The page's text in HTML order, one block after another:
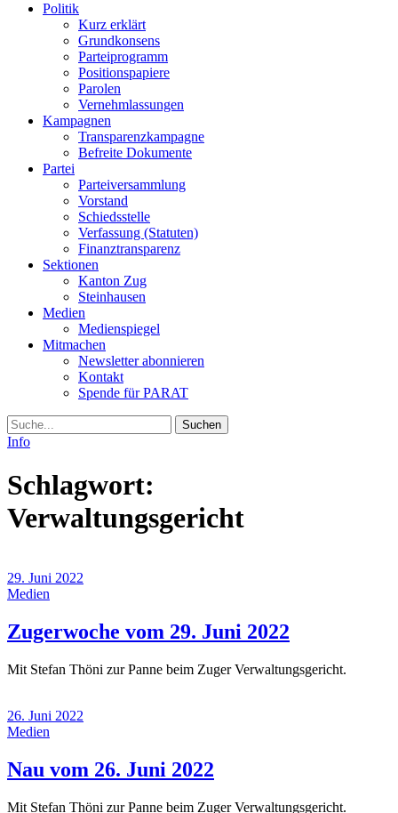
Politik
Kurz erklärt
Grundkonsens
Parteiprogramm
Positionspapiere
Parolen
Vernehmlassungen
Kampagnen
Transparenzkampagne
Befreite Dokumente
Partei
Parteiversammlung
Vorstand
Schiedsstelle
Verfassung (Statuten)
Finanztransparenz
Sektionen
Kanton Zug
Steinhausen
Medien
Medienspiegel
Mitmachen
Newsletter abonnieren
Kontakt
Spende für PARAT
Suche
Info
Schlagwort:
Verwaltungsgericht
29. Juni 2022
Medien
Zugerwoche vom 29. Juni 2022
2022)
Mit Stefan Thöni zur Panne beim Zuger Verwaltungsgericht.
26. Juni 2022
Medien
Nau vom 26. Juni 2022
Mit Stefan Thöni zur Panne beim Zuger Verwaltungsgericht.